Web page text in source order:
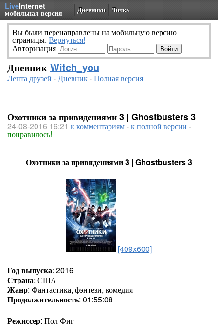
LiveInternet
мобильная версия Дневники Личка
Вы были перенаправлены на мобильную версию
страницы. Вернуться!
Авторизация
Дневник Witch_you
Лента друзей -Дневник-Полная версия
Охотники за привидениями 3 | Ghostbusters 3
24-08-2016 16:21 к комментариям-к полной версии -
понравилось!
Охотники за привидениями 3 | Ghostbusters 3
[409x600]
Год выпуска: 2016
Страна: США
Жанр: Фантастика, фэнтези, комедия
Продолжительность: 01:55:08
Режиссер: Пол Фиг